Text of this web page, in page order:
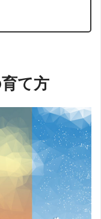
て方